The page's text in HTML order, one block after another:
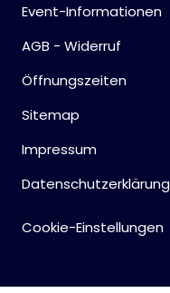
Event-Informationen
AGB - Widerruf
Öffnungszeiten
Sitemap
Impressum
Datenschutzerklärung
Cookie-Einstellungen